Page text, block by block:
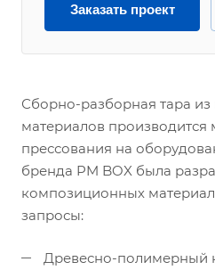
Заказать проект
Сборно-разборная тара
материалов производится
прессования на
бренда PM BOX была
композиционных
запросы:
Древесно-полимерный